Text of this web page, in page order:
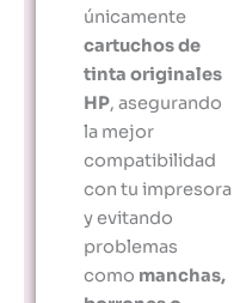
únicamente
cartuchos de
tinta originales
HP, asegurando
la mejor
compatibilidad
con tu impresora
y evitando
problemas
como manchas,